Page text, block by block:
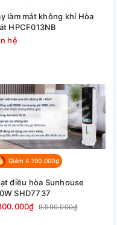
làm mát không khí Hòa
HPCF013NB
hệ
Giảm 4.190.000₫
điều hòa Sunhouse
SHD7737
9.990.000₫